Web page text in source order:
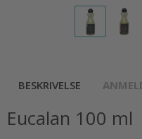
BESKRIVELSE
Eucalan 100 ml